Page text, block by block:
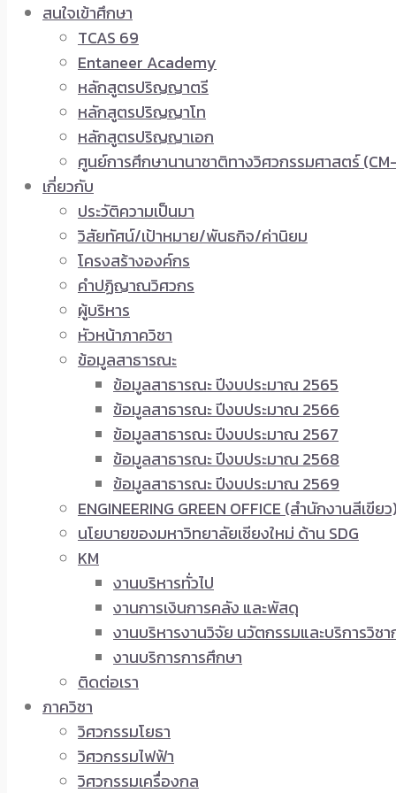
สนใจเข้าศึกษา
TCAS 69
Entaneer Academy
หลักสูตรปริญญาตรี
หลักสูตรปริญญาโท
หลักสูตรปริญญาเอก
ศูนย์การศึกษานานาชาติทางวิศวกรรมศาสตร์
เกี่ยวกับ
ประวัติความเป็นมา
วิสัยทัศน์/เป้าหมาย/พันธกิจ/ค่านิยม
โครงสร้างองค์กร
คำปฏิญาณวิศวกร
ผู้บริหาร
หัวหน้าภาควิชา
ข้อมูลสาธารณะ
ข้อมูลสาธารณะ ปีงบประมาณ 2565
ข้อมูลสาธารณะ ปีงบประมาณ 2566
ข้อมูลสาธารณะ ปีงบประมาณ 2567
ข้อมูลสาธารณะ ปีงบประมาณ 2568
ข้อมูลสาธารณะ ปีงบประมาณ 2569
ENGINEERING GREEN OFFICE (สำนักงานสีเขีย
นโยบายของมหาวิทยาลัยเชียงใหม่ ด้าน SDG
KM
งานบริหารทั่วไป
งานการเงินการคลัง และพัสดุ
งานบริหารงานวิจัย นวัตกรรมและบริการวิชา
งานบริการการศึกษา
ติดต่อเรา
ภาควิชา
วิศวกรรมโยธา
วิศวกรรมไฟฟ้า
วิศวกรรมเครื่องกล